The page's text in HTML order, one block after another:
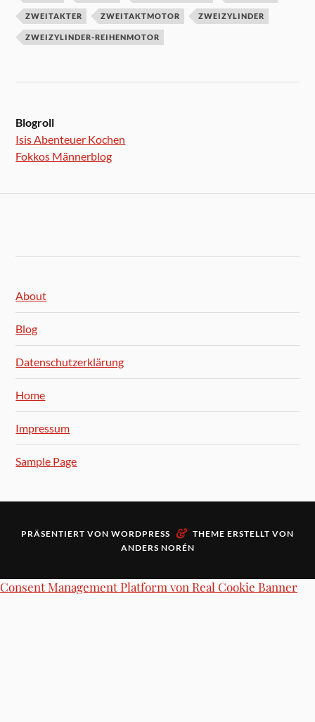
ZWEITAKTER ZWEITAKTMOTOR ZWEIZYLINDER
ZWEIZYLINDER-REIHENMOTOR
Blogroll
Isis Abenteuer Kochen
Fokkos Männerblog
About
Blog
Datenschutzerklärung
Home
Impressum
Sample Page
PRÄSENTIERT VON WORDPRESS & THEME ERSTELLT VON
ANDERS NORÉN
Consent Management Platform von Real Cookie Banner